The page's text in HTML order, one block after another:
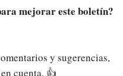
mejorar este boletín?
y sugerencias,
cuenta. 👍